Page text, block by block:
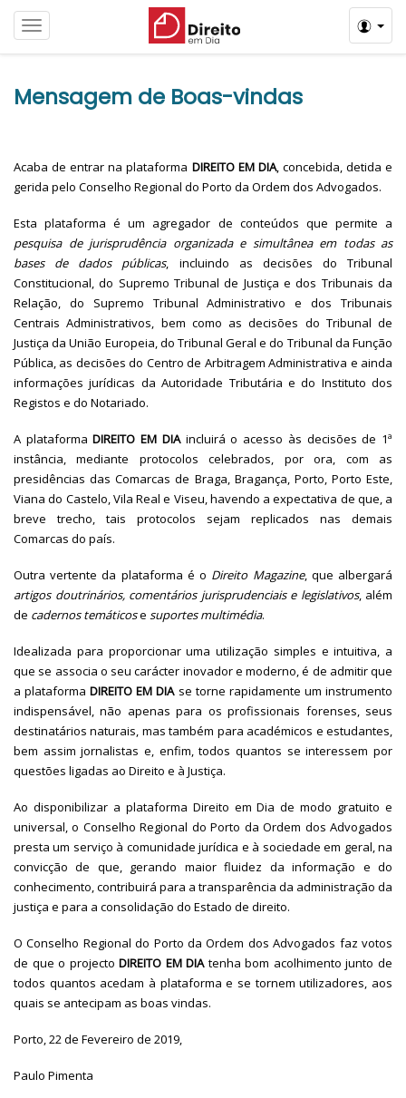
Menú
Mensagem de Boas-vindas
Acaba de entrar na plataforma DIREITO EM DIA, concebida, detida e
gerida pelo Conselho Regional do Porto da Ordem dos Advogados.
Esta plataforma é um agregador de conteúdos que permite a
pesquisa de jurisprudência organizada e simultânea em todas as
bases de dados públicas, incluindo as decisões do Tribunal
Constitucional, do Supremo Tribunal de Justiça e dos Tribunais da
Relação, do Supremo Tribunal Administrativo e dos Tribunais
Centrais Administrativos, bem como as decisões do Tribunal de
Justiça da União Europeia, do Tribunal Geral e do Tribunal da Função
Pública, as decisões do Centro de Arbitragem Administrativa e ainda
informações jurídicas da Autoridade Tributária e do Instituto dos
Registos e do Notariado.
A plataformaDIREITO EM DIAincluirá o acesso às decisões de 1ª
instância, mediante protocolos celebrados, por ora, com as
presidências das Comarcas de Braga, Bragança, Porto, Porto Este,
Viana do Castelo, Vila Real e Viseu, havendo a expectativa de que, a
breve trecho, tais protocolos sejam replicados nas demais
Comarcas do país.
Outra vertente da plataforma é o Direito Magazine, que albergará
artigos doutrinários, comentários jurisprudenciais e legislativos, além
de cadernos temáticose suportes multimédia.
Idealizada para proporcionar uma utilização simples e intuitiva, a
que se associa o seu carácter inovador e moderno, é de admitir que
a plataformaDIREITO EM DIAse torne rapidamente um instrumento
indispensável, não apenas para os profissionais forenses, seus
destinatários naturais, mas também para académicos e estudantes,
bem assim jornalistas e, enfim, todos quantos se interessem por
questões ligadas ao Direito e à Justiça.
Ao disponibilizar a plataforma Direito em Dia de modo gratuito e
universal, o Conselho Regional do Porto da Ordem dos Advogados
presta um serviço à comunidade jurídica e à sociedade em geral, na
convicção de que, gerando maior fluidez da informação e do
conhecimento, contribuirá para a transparência da administração da
justiça e para a consolidação do Estado de direito.
O Conselho Regional do Porto da Ordem dos Advogados faz votos
de que o projectoDIREITO EM DIAtenha bom acolhimento junto de
todos quantos acedam à plataforma e se tornem utilizadores, aos
quais se antecipam as boas vindas.
Porto, 22 de Fevereiro de 2019,
Paulo Pimenta